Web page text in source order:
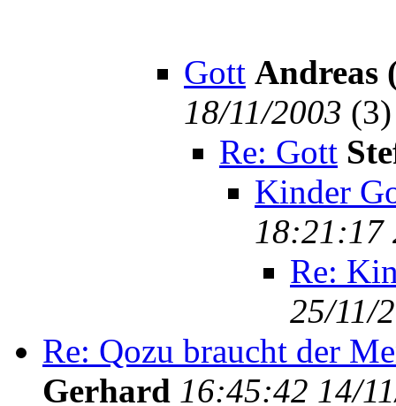
Gott Andreas
18/11/2003 (3)
Re: Gott
Kinder
18:21:17
Re:
25/11/
Re: Qozu braucht der
Gerhard 16:45:42 14/